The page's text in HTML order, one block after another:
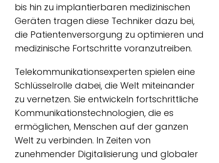
bis hin zu implantierbaren medizinischen
Geräten tragen diese Techniker dazu bei,
die Patientenversorgung zu optimieren und
medizinische Fortschritte voranzutreiben.
Telekommunikationsexperten spielen eine
Schlüsselrolle dabei, die Welt miteinander
zu vernetzen. Sie entwickeln fortschrittliche
Kommunikationstechnologien, die es
ermöglichen, Menschen auf der ganzen
Welt zu verbinden. In Zeiten von
zunehmender Digitalisierung und globaler